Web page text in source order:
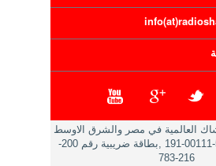
العالمية في مصر والشرق الاوسط
سجل تجاري رقم 5-00111-191 ,بطاقة ضريبية رقم 200-
216-783